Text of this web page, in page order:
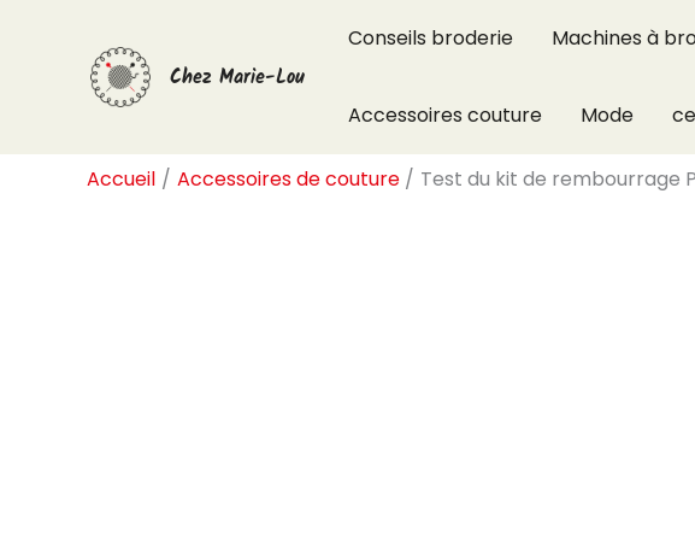
Chez Marie-Lou
Conseils broderie Machines à
Accessoires couture Mode
Accueil Accessoires de couture Test du kit de rembourrage